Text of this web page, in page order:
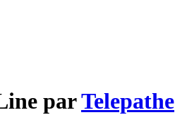
parTelepathe